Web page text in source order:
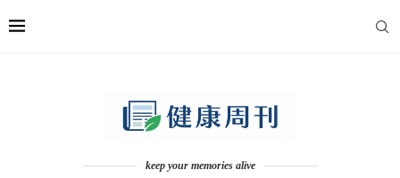
keep your memories alive